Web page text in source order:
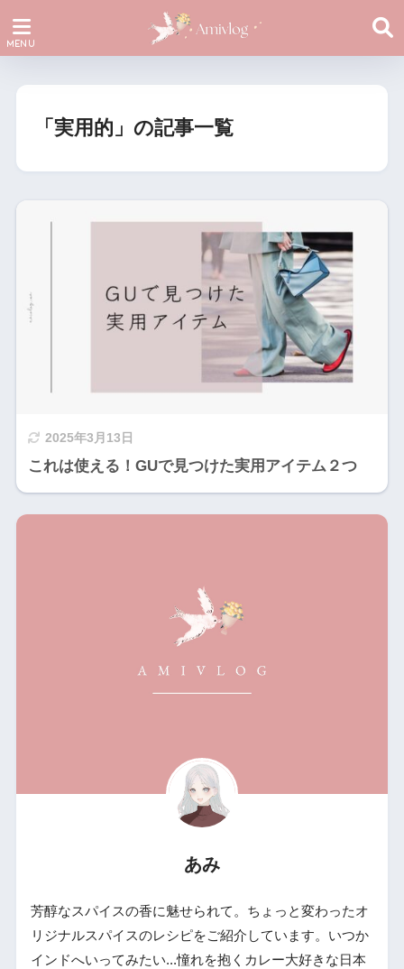
「実用的」の記事一覧
2025年3月13日
これは使える！GUで見つけた実用アイテム２つ
あみ
芳醇なスパイスの香に魅せられて。ちょっと変わったオ
リジナルスパイスのレシピをご紹介しています。いつか
インドへいってみたい...憧れを抱くカレー大好きな日本